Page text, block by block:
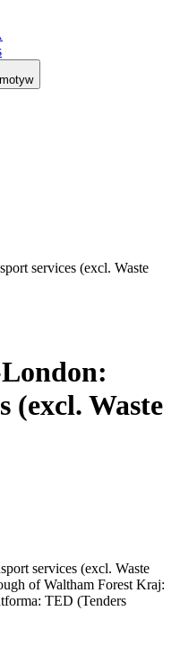
services (excl. Waste
(excl. Waste
services (excl. Waste
of Waltham Forest Kraj:
TED (Tenders